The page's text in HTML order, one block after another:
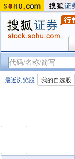
最近浏览股 我的自选股